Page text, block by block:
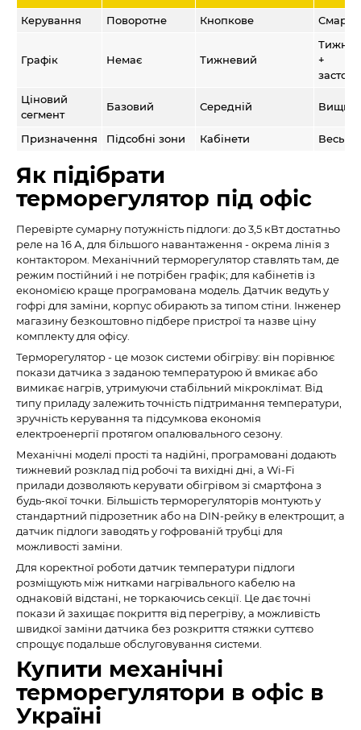
Керування Поворотне Кнопкове
Графік Немає Тижневий
+
Ціновий
сегмент
Базовий Середній Вищий
Призначення Підсобні зони Кабінети Весь
Як підібрати
терморегулятор під офіс
Перевірте сумарну потужність підлоги: до 3,5 кВт достатньо
реле на 16 А, для більшого навантаження - окрема лінія з
контактором. Механічний терморегулятор ставлять там, де
режим постійний і не потрібен графік; для кабінетів із
економією краще програмована модель. Датчик ведуть у
гофрі для заміни, корпус обирають за типом стіни. Інженер
магазину безкоштовно підбере пристрої та назве ціну
комплекту для офісу.
Терморегулятор - це мозок системи обігріву: він порівнює
покази датчика з заданою температурою й вмикає або
вимикає нагрів, утримуючи стабільний мікроклімат. Від
типу приладу залежить точність підтримання температури,
зручність керування та підсумкова економія
електроенергії протягом опалювального сезону.
Механічні моделі прості та надійні, програмовані додають
тижневий розклад під робочі та вихідні дні, а Wi-Fi
прилади дозволяють керувати обігрівом зі смартфона з
будь-якої точки. Більшість терморегуляторів монтують у
стандартний підрозетник або на DIN-рейку в електрощит, а
датчик підлоги заводять у гофрованій трубці для
можливості заміни.
Для коректної роботи датчик температури підлоги
розміщують між нитками нагрівального кабелю на
однаковій відстані, не торкаючись секції. Це дає точні
покази й захищає покриття від перегріву, а можливість
швидкої заміни датчика без розкриття стяжки суттєво
спрощує подальше обслуговування системи.
Купити механічні
терморегулятори в офіс в
Україні